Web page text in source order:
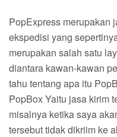
PopExpress merupakan
ekspedisi yang
merupakan salah satu
diantara kawan-kawan
tahu tentang apa itu
PopBox Yaitu jasa kirim
misalnya ketika saya
tersebut tidak dikriim ke